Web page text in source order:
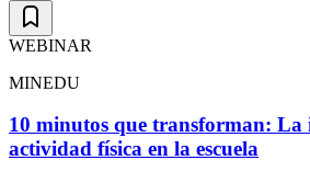
WEBINAR
MINEDU
10 minutos que transforman: La
actividad física en la escuela